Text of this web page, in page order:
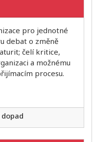
pro jednotné
debat o změně
čelí kritice,
a možnému
procesu.